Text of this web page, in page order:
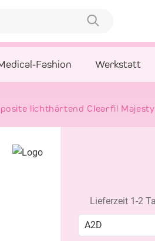
Fashion Werkstatt
lichthärtend Clearfil Majesty
Lieferzeit 1-2
A2D